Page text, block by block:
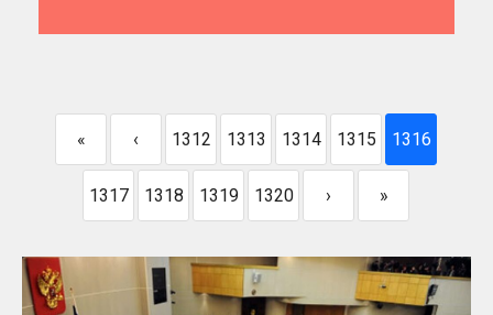
« ‹ 1312 1313 1314 1315 1316
1317 1318 1319 1320 › »